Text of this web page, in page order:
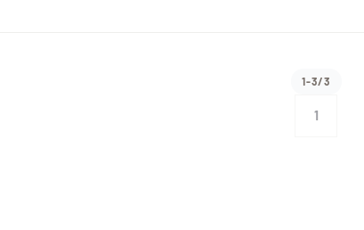
1-3/3
1